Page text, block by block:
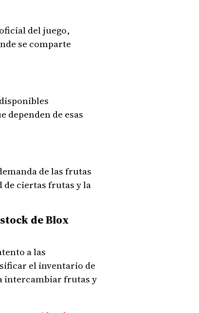
del juego,
se comparte
dependen de esas
de las frutas
de ciertas frutas y la
de Blox
a las
el inventario de
intercambiar frutas y